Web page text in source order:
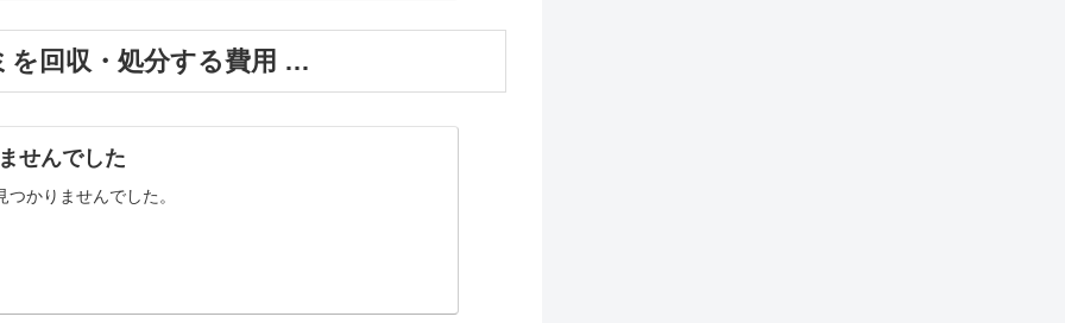
を回収・処分する費用 …
せんでした
かりませんでした。